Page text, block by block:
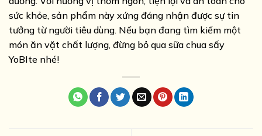
sức khỏe, sản phẩm này xứng đáng nhận được sự tin
tưởng từ người tiêu dùng. Nếu bạn đang tìm kiếm một
món ăn vặt chất lượng, đừng bỏ qua sữa chua sấy
YoBIte nhé!